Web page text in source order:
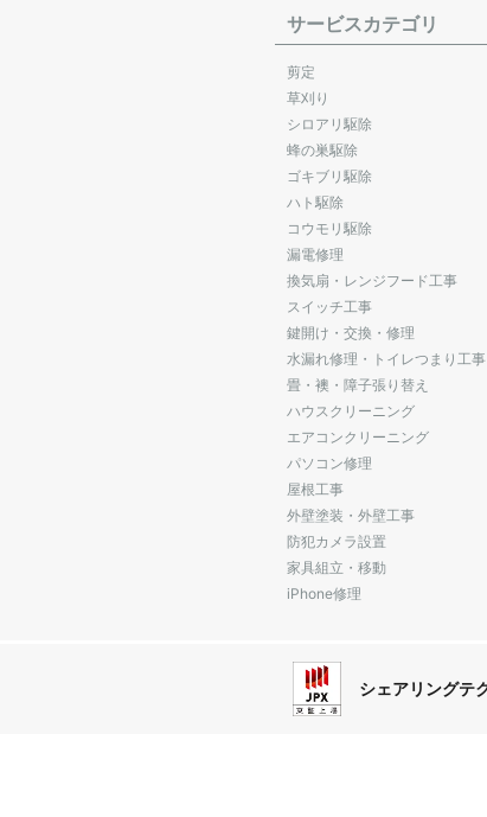
サービスカテゴリ
剪定
草刈り
シロアリ駆除
蜂の巣駆除
ゴキブリ駆除
ハト駆除
コウモリ駆除
漏電修理
換気扇・レンジフード工事
スイッチ工事
鍵開け・交換・修理
水漏れ修理・トイレつまり工事
畳・襖・障子張り替え
ハウスクリーニング
エアコンクリーニング
パソコン修理
屋根工事
外壁塗装・外壁工事
防犯カメラ設置
家具組立・移動
iPhone修理
シェアリングテ